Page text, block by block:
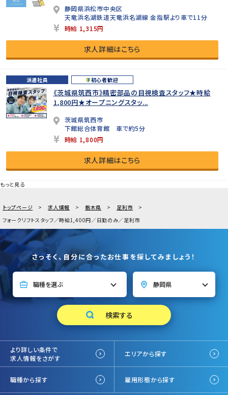
静岡県浜松市中央区
天竜浜名湖鉄道天竜浜名湖線 金指駅より車で11分
時給 1,315円
求人詳細はこちら
派遣社員 初心者歓迎
《茨城県筑西市》精密部品の目視検査スタッフ★時給
1,800円★オープニングスタッ...
茨城県筑西市
下館総合体育館 車で約5分
時給 1,800円
求人詳細はこちら
もっと見る
トップページ 求人情報 栃木県
足利市
フォークリフトスタッフ／時給1,400円／日勤のみ／足利市
さっそく、自分に合ったお仕事を探してみましょう！
より詳しい条件で
求人情報をさがす
エリアから探す
職種から探す 雇用形態から探す